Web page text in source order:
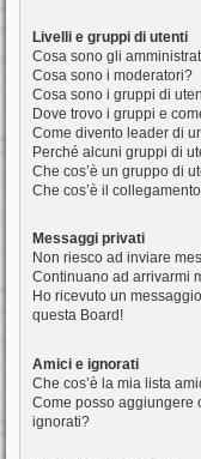
Livelli e gruppi di utenti
Cosa sono gli
Cosa sono i moderatori?
Cosa sono i gruppi di
Dove trovo i gruppi e
Come divento leader di
Perché alcuni gruppi di
Che cos’è un gruppo di
Che cos’è il collegamento
Messaggi privati
Non riesco ad inviare
Continuano ad arrivarmi
Ho ricevuto un
questa Board!
Amici e ignorati
Che cos’è la mia lista
Come posso aggiungere
ignorati?